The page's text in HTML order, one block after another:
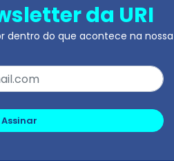
da URI
dentro do que acontece na nossa
Assinar